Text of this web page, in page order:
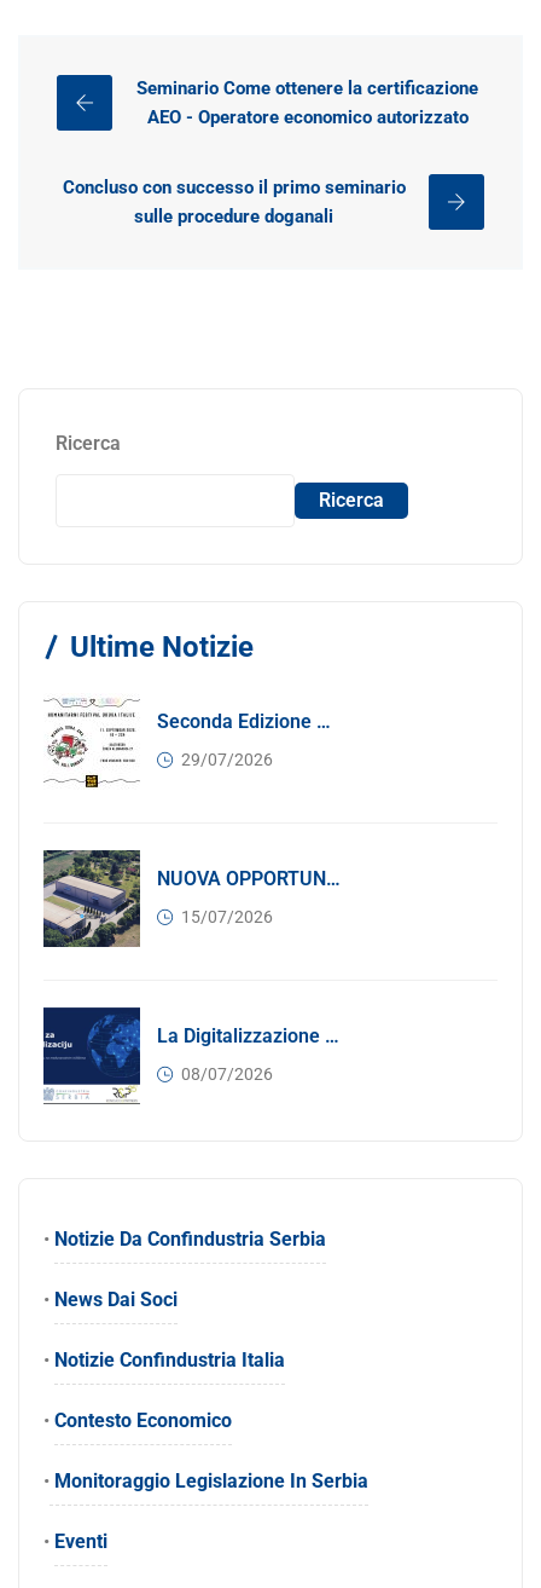
Seminario Come ottenere la certificazione
AEO - Operatore economico autorizzato
Concluso con successo il primo seminario
sulle procedure doganali
Ricerca
Ricerca
Ultime Notizie
Seconda Edizione Di MANGIA. DONA. AMA: Quando La Gastronomia Incontra La Solidarietà, 11 Settembre 2026
29/07/2026
NUOVA OPPORTUNITÀ DI BUSINESS PER I SOCI DI CONFINDUSTRIA SERBIA: Affitasi Un Moderno Capannone Industriale A Pančevo – 1.200 M² Nella Zona Industriale
15/07/2026
La Digitalizzazione Come Motore Dell’internazionalizzazione
08/07/2026
• Notizie Da Confindustria Serbia
• News Dai Soci
• Notizie Confindustria Italia
• Contesto Economico
• Monitoraggio Legislazione In Serbia
• Eventi